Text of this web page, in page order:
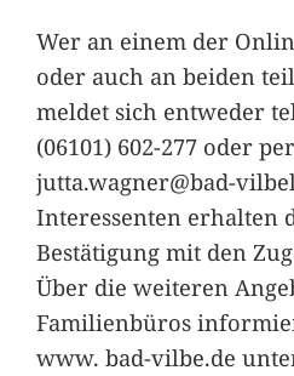
Wer an einem der
oder auch an beiden
meldet sich entweder
(06101) 602-277 oder
jutta.wagner@bad-
Interessenten erhalten
Bestätigung mit den
Über die weiteren
Familienbüros
www. bad-vilbe.de